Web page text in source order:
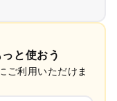
と使おう
ご利用いただけま